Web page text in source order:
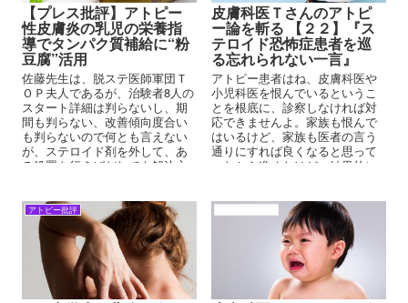
【プレス批評】アトピー
性皮膚炎の乳児の栄養指
導でタンパク質補給に“粉
豆腐”活用
佐藤先生は、脱ステ医師軍団Ｔ
ＯＰ夫人であるが、治験者8人の
スタート詳細は判らないし、期
間も判らない、改善傾向度合い
も判らないので何とも言えない
が、ステロイド剤を外して、あ
る処置を行えばだれでも解決方
皮膚科医Ｔさんのアトピ
ー論を斬る 【２２】『ス
テロイド恐怖症患者を巡
る忘れられない一言』
アトピー患者はね、皮膚科医や
小児科医を恨んでいるというこ
とを根底に、診察しなければ対
応できませんよ。家族も恨んで
はいるけど、家族も医者の言う
通りにすれば良くなると思って
いたから進めたけど、結果的に
れ、この原因はアトピーだと思
っている方が少なくはないので
アトピー批評